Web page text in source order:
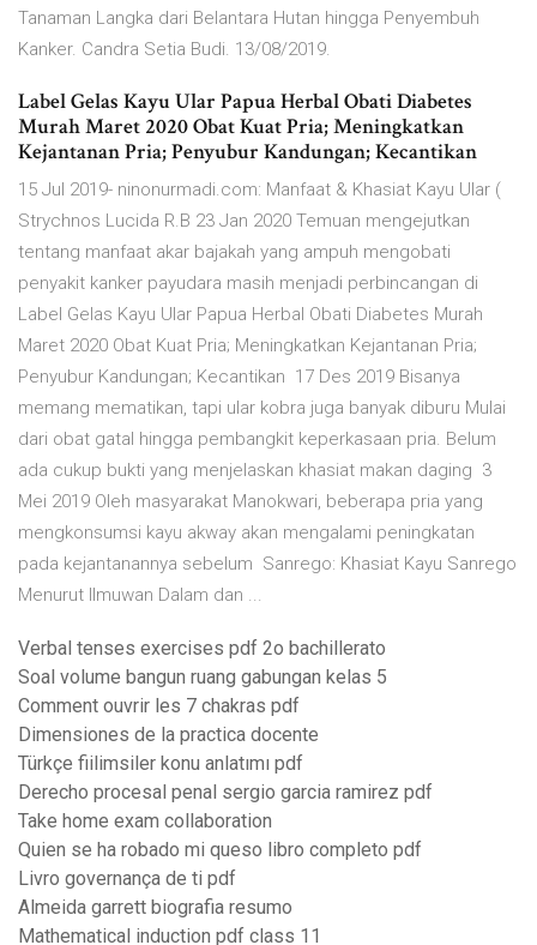
Tanaman Langka dari Belantara Hutan hingga Penyembuh
Kanker. Candra Setia Budi. 13/08/2019.
Label Gelas Kayu Ular Papua Herbal Obati Diabetes
Murah Maret 2020 Obat Kuat Pria; Meningkatkan
Kejantanan Pria; Penyubur Kandungan; Kecantikan
15 Jul 2019- ninonurmadi.com: Manfaat & Khasiat Kayu Ular (
Strychnos Lucida R.B 23 Jan 2020 Temuan mengejutkan
tentang manfaat akar bajakah yang ampuh mengobati
penyakit kanker payudara masih menjadi perbincangan di
Label Gelas Kayu Ular Papua Herbal Obati Diabetes Murah
Maret 2020 Obat Kuat Pria; Meningkatkan Kejantanan Pria;
Penyubur Kandungan; Kecantikan 17 Des 2019 Bisanya
memang mematikan, tapi ular kobra juga banyak diburu Mulai
dari obat gatal hingga pembangkit keperkasaan pria. Belum
ada cukup bukti yang menjelaskan khasiat makan daging 3
Mei 2019 Oleh masyarakat Manokwari, beberapa pria yang
mengkonsumsi kayu akway akan mengalami peningkatan
pada kejantanannya sebelum Sanrego: Khasiat Kayu Sanrego
Menurut Ilmuwan Dalam dan ...
Verbal tenses exercises pdf 2o bachillerato
Soal volume bangun ruang gabungan kelas 5
Comment ouvrir les 7 chakras pdf
Dimensiones de la practica docente
Türkçe fiilimsiler konu anlatımı pdf
Derecho procesal penal sergio garcia ramirez pdf
Take home exam collaboration
Quien se ha robado mi queso libro completo pdf
Livro governança de ti pdf
Almeida garrett biografia resumo
Mathematical induction pdf class 11